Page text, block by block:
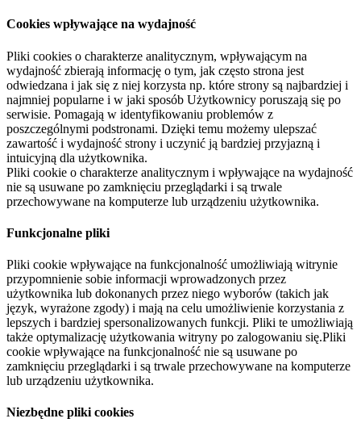
Cookies wpływające na wydajność
Pliki cookies o charakterze analitycznym, wpływającym na
wydajność zbierają informację o tym, jak często strona jest
odwiedzana i jak się z niej korzysta np. które strony są najbardziej i
najmniej popularne i w jaki sposób Użytkownicy poruszają się po
serwisie. Pomagają w identyfikowaniu problemów z
poszczególnymi podstronami. Dzięki temu możemy ulepszać
zawartość i wydajność strony i uczynić ją bardziej przyjazną i
intuicyjną dla użytkownika.
Pliki cookie o charakterze analitycznym i wpływające na wydajność
nie są usuwane po zamknięciu przeglądarki i są trwale
przechowywane na komputerze lub urządzeniu użytkownika.
Funkcjonalne pliki
Pliki cookie wpływające na funkcjonalność umożliwiają witrynie
przypomnienie sobie informacji wprowadzonych przez
użytkownika lub dokonanych przez niego wyborów (takich jak
język, wyrażone zgody) i mają na celu umożliwienie korzystania z
lepszych i bardziej spersonalizowanych funkcji. Pliki te umożliwiają
także optymalizację użytkowania witryny po zalogowaniu się.Pliki
cookie wpływające na funkcjonalność nie są usuwane po
zamknięciu przeglądarki i są trwale przechowywane na komputerze
lub urządzeniu użytkownika.
Niezbędne pliki cookies